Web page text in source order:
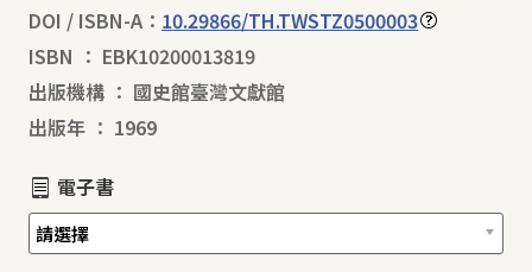
DOI / ISBN-A： 10.29866/TH.TWSTZ0500003
ISBN ： EBK10200013819
出版機構 ： 國史館臺灣文獻館
出版年 ： 1969
電子書